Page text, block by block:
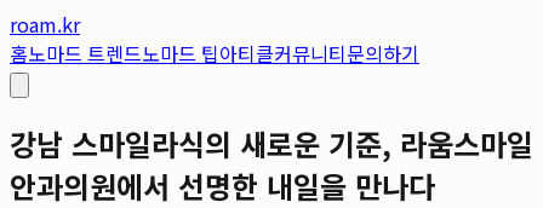
roam.kr
홈노마드 트렌드노마드 팁아티클커뮤니티문의하기
강남 스마일라식의 새로운 기준, 라움스마일
안과의원에서 선명한 내일을 만나다